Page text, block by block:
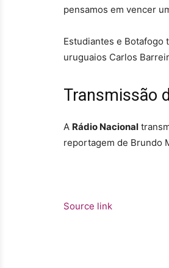
pensamos em vencer
Estudiantes e Botafogo
uruguaios Carlos
Transmissão
A Rádio Nacional
reportagem de Brundo
Source link